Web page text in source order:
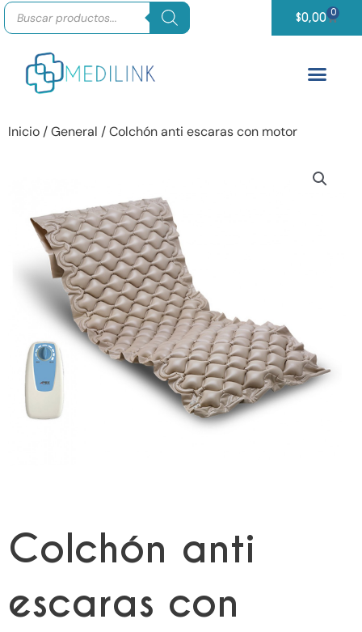
Ir
al
contenido
Búsqueda
productos
$0,00 0
Inicio/General / Colchón anti escaras con motor
Colchón anti
escaras con